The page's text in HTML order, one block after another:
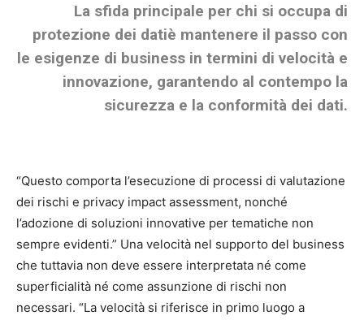
La sfida principale per chi si occupa di
protezione dei datiè mantenere il passo con
le esigenze di business in termini di velocità e
innovazione, garantendo al contempo la
sicurezza e la conformità dei dati.
“Questo comporta l’esecuzione di processi di valutazione
dei rischi e privacy impact assessment, nonché
l’adozione di soluzioni innovative per tematiche non
sempre evidenti.” Una velocità nel supporto del business
che tuttavia non deve essere interpretata né come
superficialità né come assunzione di rischi non
necessari. “La velocità si riferisce in primo luogo a